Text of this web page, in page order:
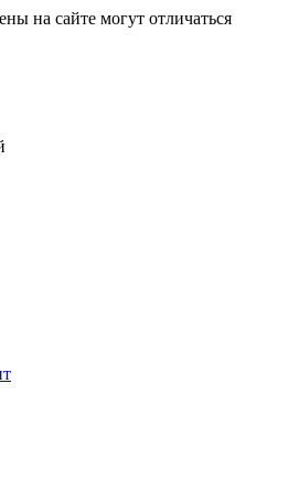
на сайте могут отличаться